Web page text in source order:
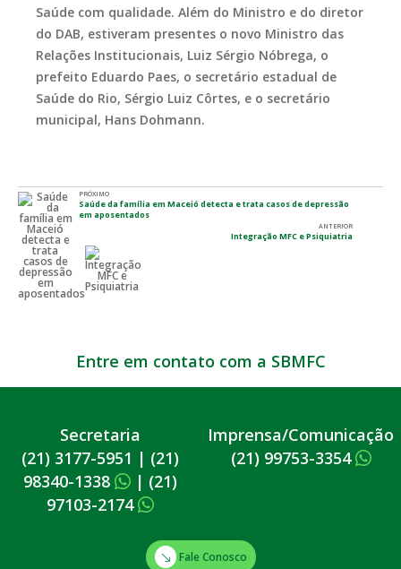
Saúde com qualidade. Além do Ministro e do diretor
do DAB, estiveram presentes o novo Ministro das
Relações Institucionais, Luiz Sérgio Nóbrega, o
prefeito Eduardo Paes, o secretário estadual de
Saúde do Rio, Sérgio Luiz Côrtes, e o secretário
municipal, Hans Dohmann.
PRÓXIMO
Saúde da família em Maceió detecta e trata casos de depressão
em aposentados
ANTERIOR
Integração MFC e Psiquiatria
Entre em contato com a SBMFC
Secretaria
(21) 3177-5951 | (21)
98340-1338
| (21)
97103-2174
Imprensa/Comunicação
(21) 99753-3354
Fale Conosco